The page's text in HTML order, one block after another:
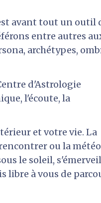
avant tout un outil
entre autres
archétypes,
d'Astrologie
l'écoute, la
et votre vie. La
ou la
le soleil,
libre à vous de